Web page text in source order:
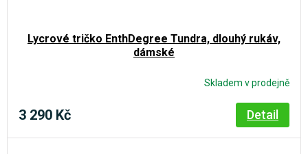
Lycrové tričko EnthDegree Tundra, dlouhý rukáv,
dámské
Skladem v prodejně
3 290 Kč Detail